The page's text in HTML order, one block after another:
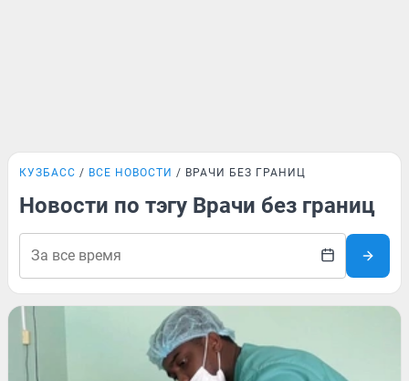
КУЗБАСС ВСЕ НОВОСТИ ВРАЧИ БЕЗ ГРАНИЦ
Новости по тэгу Врачи без границ